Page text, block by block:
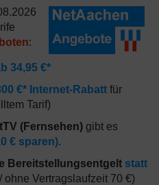
:
34,95 €*
€* Internet-Rabatt für
Tarif)
(Fernsehen) gibt es
€ sparen).
Bereitstellungsentgelt statt
ohne Vertragslaufzeit 70 €)